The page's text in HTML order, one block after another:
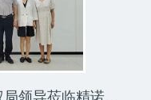
重磅！广州市开发区知识产权局领导莅临精诺指导工作